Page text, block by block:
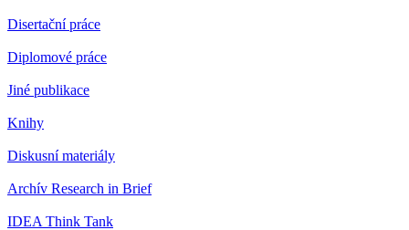
Disertační práce
Diplomové práce
Jiné publikace
Knihy
Diskusní materiály
Archív Research in Brief
IDEA Think Tank